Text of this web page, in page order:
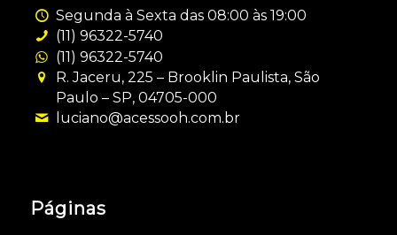
Segunda à Sexta das 08:00 às 19:00
(11) 96322-5740
(11) 96322-5740
R. Jaceru, 225 – Brooklin Paulista, São
Paulo – SP, 04705-000
luciano@acessooh.com.br
Páginas